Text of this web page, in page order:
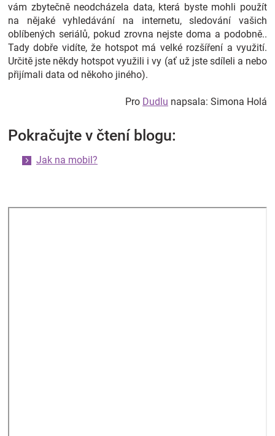
vám zbytečně neodcházela data, která byste mohli použít
na nějaké vyhledávání na internetu, sledování vašich
oblíbených seriálů, pokud zrovna nejste doma a podobně..
Tady dobře vidíte, že hotspot má velké rozšíření a využití.
Určitě jste někdy hotspot využili i vy (ať už jste sdíleli a nebo
přijímali data od někoho jiného).
Pro Dudlu napsala: Simona Holá
Pokračujte v čtení blogu:
Jak na mobil?